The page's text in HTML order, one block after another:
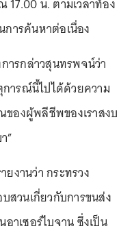
ารค้นหาต่อเนื่อง
ารกล่าวสุนทรพจน์ว่า
การณ์นี้ไปได้ด้วยความ
องผู้พลีชีพของเราสงบ
”
งานว่า กระทรวง
สวนเกี่ยวกับการขนส่ง
าเซอร์ไบจาน ซึ่งเป็น